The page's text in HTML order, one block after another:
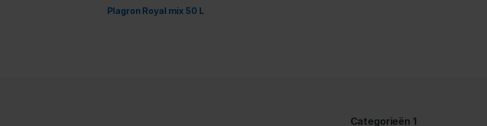
Plagron Royal mix 50 L
Categorieën 1